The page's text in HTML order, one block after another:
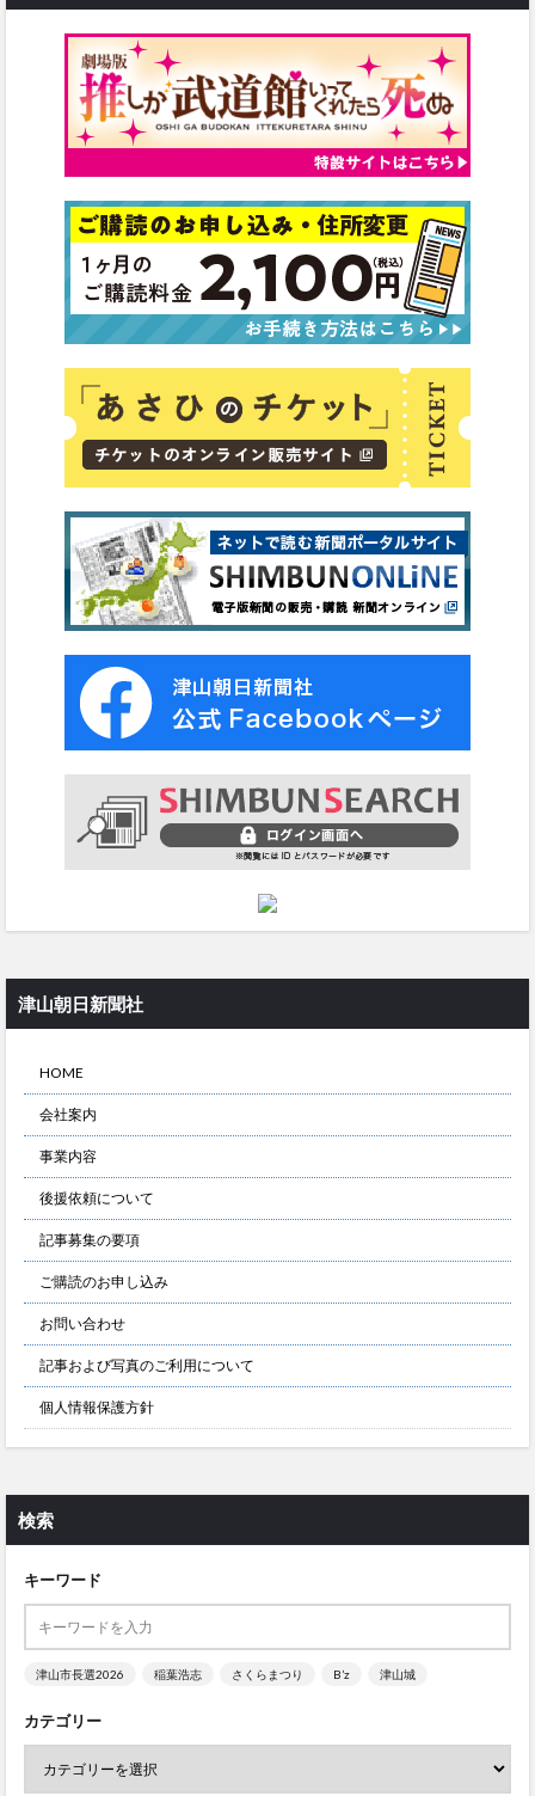
津山朝日新聞社
HOME
会社案内
事業内容
後援依頼について
記事募集の要項
ご購読のお申し込み
お問い合わせ
記事および写真のご利用について
個人情報保護方針
検索
キーワード
津山市長選2026 稲葉浩志 さくらまつり B’z 津山城
カテゴリー